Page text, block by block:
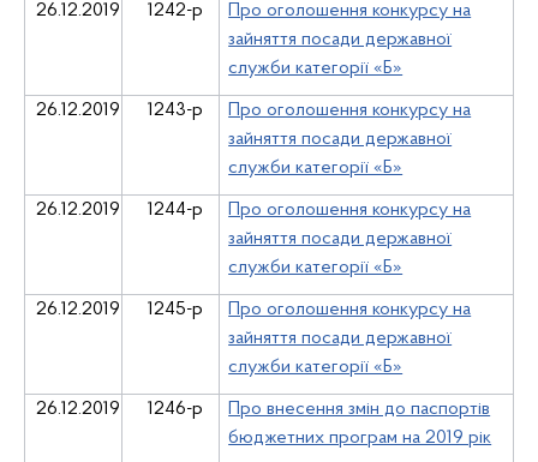
26.12.2019 1242-р
Про оголошення конкурсу на
зайняття посади державної
служби категорії «Б»
26.12.2019 1243-р
Про оголошення конкурсу на
зайняття посади державної
служби категорії «Б»
26.12.2019 1244-р
Про оголошення конкурсу на
зайняття посади державної
служби категорії «Б»
26.12.2019 1245-р
Про оголошення конкурсу на
зайняття посади державної
служби категорії «Б»
26.12.2019 1246-р
Про внесення змін до паспортів
бюджетних програм на 2019 рік